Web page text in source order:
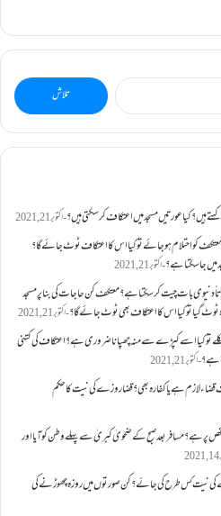
تلاش
کریں
عورتیں مسجد میں اعتکاف کر سکتی ہیں؟ اکتوبر 21, 2021
کو احتلام ہو جائے تو کیا اس کا اعتکاف ٹوٹ جائے گا؟
میں جا سکتا ہے؟ اکتوبر 21, 2021
بات چیت کر سکتا ہے؟معتکف کن حاجات کی بنا پر مسجد
گیا تو کیا اس کا اعتکاف بھی ٹوٹ جائے گا؟ اکتوبر 21, 2021
تو کیا اسے کپڑے سے منہ چھپانا ضروری ہے؟اعتکاف کی کتنی
ہے؟ اکتوبر 21, 2021
لازم ہے یا کفارہ بھی؟ قضا روزے کی نیت کا حکم
پر ہے؟ مسافر بعد صبح کے ضحویٰ کبریٰ سے پہلے وطن کو آیا اور
کس طرح کی جائے؟ کن صورتوں میں روزہ چھوڑنے کی